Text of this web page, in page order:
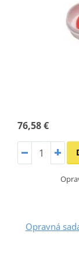
76,58 €
Opravná